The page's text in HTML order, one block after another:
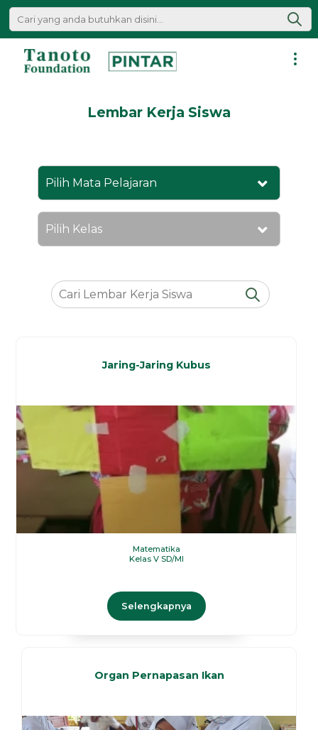
Lewati
Lembar Kerja Siswa
Jaring-Jaring Kubus
Matematika
Kelas V SD/MI
Selengkapnya
Organ Pernapasan Ikan